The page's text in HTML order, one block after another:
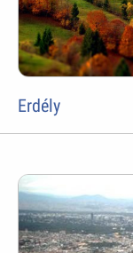
Erdély